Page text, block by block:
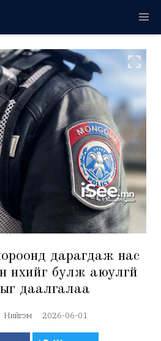
дарагдаж нас
нүхийг булж аюулгүй
даалгалаа
Нийгэм 2026-06-01